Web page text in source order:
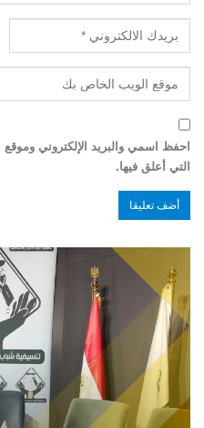
احفظ اسمي والبريد الإلكتروني
التي أعلق فيها.